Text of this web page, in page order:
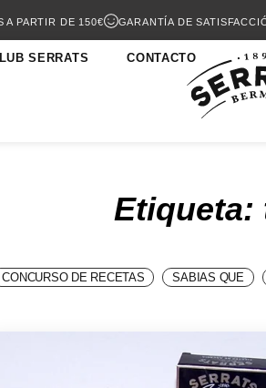
A PARTIR DE 150€ GARANTÍA DE
SERRATS CONTACTO
Etiqueta:
CONCURSO DE RECETAS SABIAS QUE